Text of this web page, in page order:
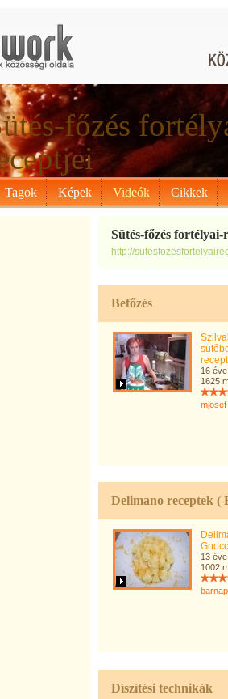
főzés
Tagok Képek Videók Cikkek
Sütés-főzés
http://
Befőzés
16 éve
1625
mjosef
Delimano receptek (
13 éve
1002
Díszítési technikák